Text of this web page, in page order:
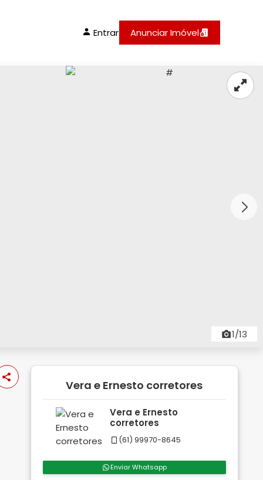
Entrar Anunciar Imóvel
1/13
Vera e Ernesto corretores
Vera e Ernesto
corretores
(61) 99970-8645
Enviar Whatsapp